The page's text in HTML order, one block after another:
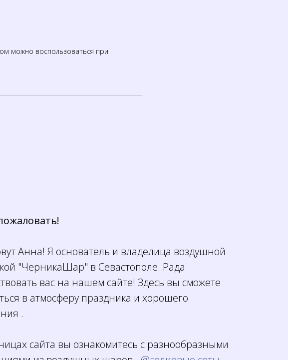
можно воспользоваться при
Анна! Я основатель и владелица воздушной
"ЧерникаШар" в Севастополе. Рада
вас на нашем сайте! Здесь вы сможете
в атмосферу праздника и хорошего
.
сайта вы ознакомитесь с разнообразными